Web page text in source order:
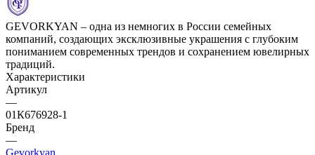
GEVORKYAN – одна из немногих в России семейных
компаний, создающих эксклюзивные украшения с глубоким
пониманием современных трендов и сохранением ювелирных
традиций.
Характеристики
Артикул
—
01К676928-1
Бренд
—
Gevorkyan